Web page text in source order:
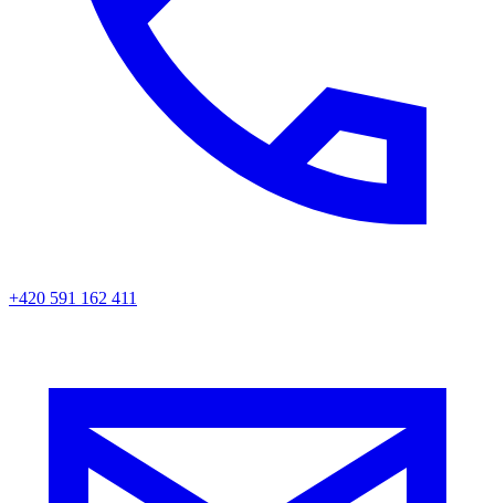
+420 591 162 411